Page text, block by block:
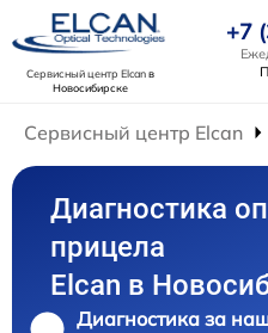
Сервисный центр Elcanв
Новосибирске
+7
Сервисный центр Elcan
Диагностика
прицела
Elcan в
Диагностика за